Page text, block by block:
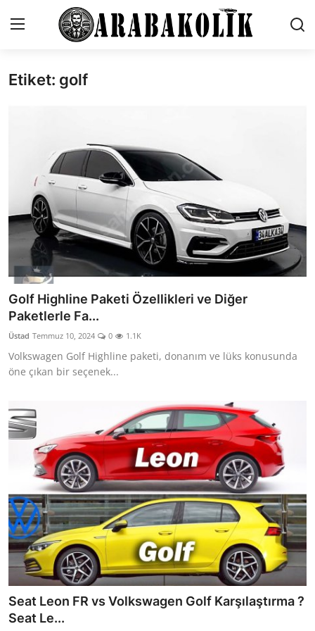
İletişim
Karşılaştırmalar
Testler
Markalar
Motosiklet
Öneriler
Paketler
Yağlar
Oto Bilgi
Etiket: golf
Golf Highline Paketi Özellikleri ve Diğer
Paketlerle Fa...
Üstad Temmuz 10, 2024 0 1.1K
Volkswagen Golf Highline paketi, donanım ve lüks konusunda
öne çıkan bir seçenek...
Seat Leon FR vs Volkswagen Golf Karşılaştırma ?
Seat Le...